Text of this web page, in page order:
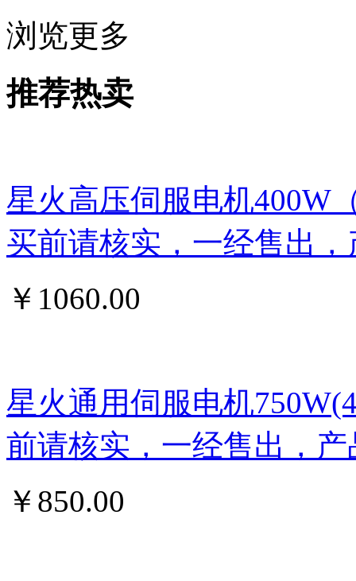
浏览更多
推荐热卖
星火高压伺服电机400W
买前请核实，一经售出
￥ 1060.00
星火通用伺服电机
前请核实，一经售出，
￥ 850.00